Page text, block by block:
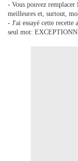
- Vous pouvez remplacer
meilleures et, surtout,
- J'ai essayé cette
seul mot: